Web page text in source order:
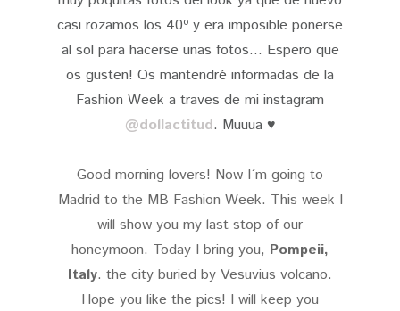
casi rozamos los 40º y era imposible ponerse
al sol para hacerse unas fotos... Espero que
os gusten! Os mantendré informadas de la
Fashion Week a traves de mi instagram
@dollactitud. Muuua ♥
Good morning lovers! Now I´m going to
Madrid to the MB Fashion Week. This week I
will show you my last stop of our
honeymoon. Today I bring you, Pompeii,
Italy. the city buried by Vesuvius volcano.
Hope you like the pics! I will keep you